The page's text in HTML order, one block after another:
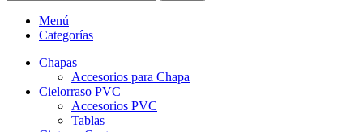
Menú
Categorías
Chapas
Accesorios para Chapa
Cielorraso PVC
Accesorios PVC
Tablas